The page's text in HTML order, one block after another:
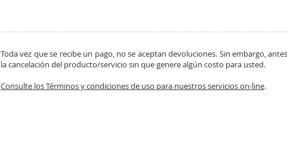
Toda vez que se recibe un pago, no se aceptan devoluciones. Sin embargo,
la cancelación del producto/servicio sin que genere algún costo para usted.
Consulte los Términos y condiciones de uso para nuestros servicios on-line.